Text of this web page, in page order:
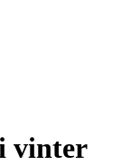
vinter